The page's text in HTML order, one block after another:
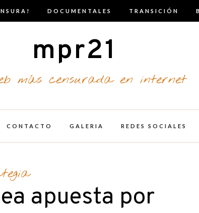
DOCUMENTALES TRANSICIÓN
mpr21
más censurada en internet
CONTACTO GALERIA REDES SOCIALES
apuesta por